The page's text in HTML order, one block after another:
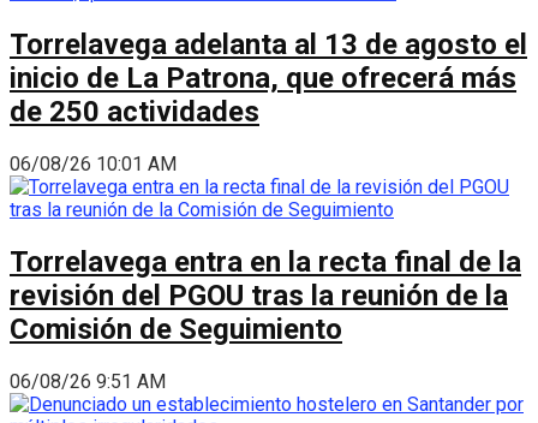
Torrelavega adelanta al 13 de agosto el
inicio de La Patrona, que ofrecerá más
de 250 actividades
06/08/26 10:01 AM
Torrelavega entra en la recta final de la
revisión del PGOU tras la reunión de la
Comisión de Seguimiento
06/08/26 9:51 AM